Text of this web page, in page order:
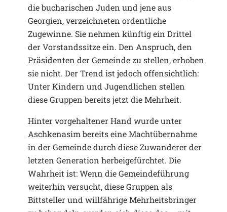
die bucharischen Juden und jene aus
Georgien, verzeichneten ordentliche
Zugewinne. Sie nehmen künftig ein Drittel
der Vorstandssitze ein. Den Anspruch, den
Präsidenten der Gemeinde zu stellen, erhoben
sie nicht. Der Trend ist jedoch offensichtlich:
Unter Kindern und Jugendlichen stellen
diese Gruppen bereits jetzt die Mehrheit.
Hinter vorgehaltener Hand wurde unter
Aschkenasim bereits eine Machtübernahme
in der Gemeinde durch diese Zuwanderer der
letzten Generation herbeigefürchtet. Die
Wahrheit ist: Wenn die Gemeindeführung
weiterhin versucht, diese Gruppen als
Bittsteller und willfährige Mehrheitsbringer